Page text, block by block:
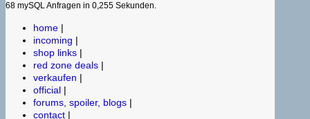
68 mySQL Anfragen in 0,255 Sekunden.
home |
incoming |
shop links |
red zone deals |
verkaufen |
official |
forums, spoiler, blogs |
contact |